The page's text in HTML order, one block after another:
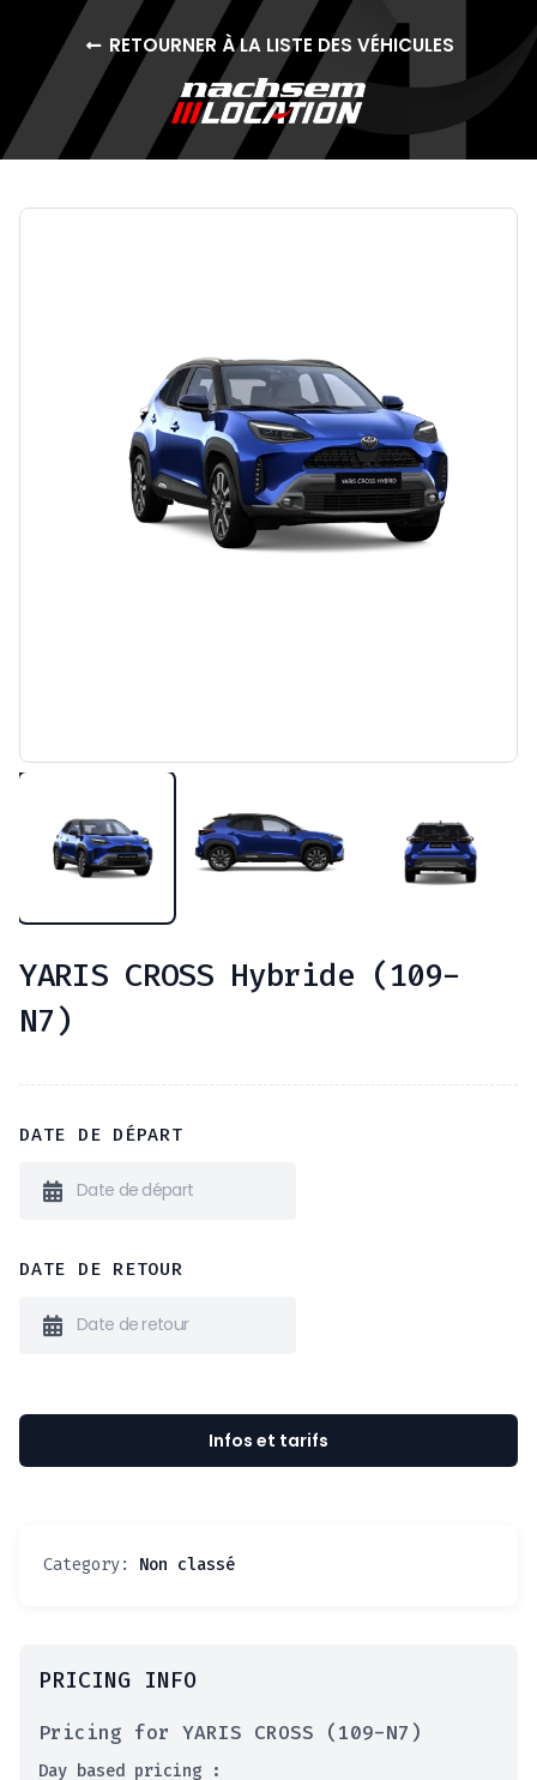
RETOURNER À LA LISTE DES VÉHICULES
YARIS CROSS Hybride (109-
N7)
DATE DE DÉPART
DATE DE RETOUR
Infos et tarifs
Category: Non classé
PRICING INFO
Pricing for YARIS CROSS (109-N7)
Day based pricing :